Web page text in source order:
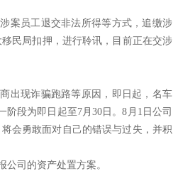
案员工退交非法所得等方式，追缴涉
民局扣押，进行聆讯，目前正在交涉
出现诈骗跑路等原因，即日起，名车
段为即日起至7月30日。8月1日公司
会勇敢面对自己的错误与过失，并积
公司的资产处置方案。